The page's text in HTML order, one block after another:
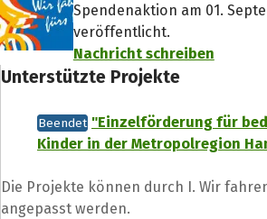
Spendenaktion am 01.
veröffentlicht.
Nachricht schreiben
Unterstützte Projekte
Beendet "Einzelförderung für
Kinder in der Metropolregion
Die Projekte können durch I. Wir
angepasst werden.